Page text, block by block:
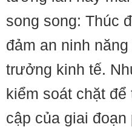
song song: Thúc
đảm an ninh
trưởng kinh tế.
kiểm soát chặt
cập của giai đoạn